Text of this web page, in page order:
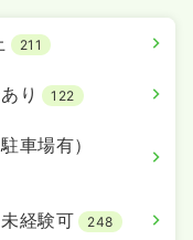
211
り 122
車場有）
経験可 248